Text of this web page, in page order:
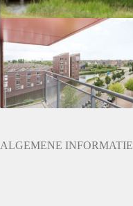
ALGEMENE INFORMATIE